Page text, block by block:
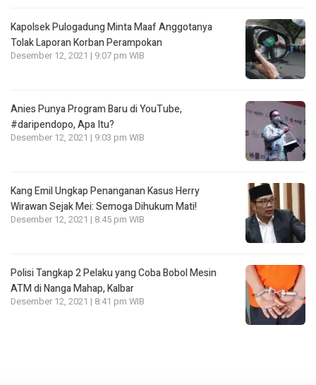
Kapolsek Pulogadung Minta Maaf Anggotanya
Tolak Laporan Korban Perampokan
Desember 12, 2021 | 9:07 pm WIB
Anies Punya Program Baru di YouTube,
#daripendopo, Apa Itu?
Desember 12, 2021 | 9:03 pm WIB
Kang Emil Ungkap Penanganan Kasus Herry
Wirawan Sejak Mei: Semoga Dihukum Mati!
Desember 12, 2021 | 8:45 pm WIB
Polisi Tangkap 2 Pelaku yang Coba Bobol Mesin
ATM di Nanga Mahap, Kalbar
Desember 12, 2021 | 8:41 pm WIB